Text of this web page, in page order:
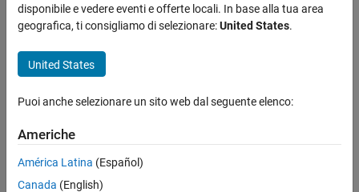
Symbolic Math Toolbox
Mathematics
Linear Algebra
ON THIS PAGE
Description
Examples
Version History
Reduced row echelon form of matrix (Gauss-Jordan elimination)
Syntax
Description
rref(A)computes the reduced row echelon form of the symbolic
variables,rrefregards the matrix as nonzero.
disponibile e vedere eventi e offerte locali. In base alla tua area
geografica, ti consigliamo di selezionare:United States.
United States
Puoi anche selezionare un sito web dal seguente elenco:
Americhe
América Latina (Español)
Canada (English)